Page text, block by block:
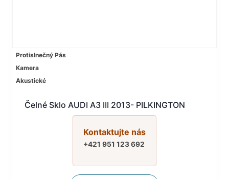
Protislnečný Pás
Kamera
Akustické
Čelné Sklo AUDI A3 III 2013- PILKINGTON
Kontaktujte nás
+421 951 123 692